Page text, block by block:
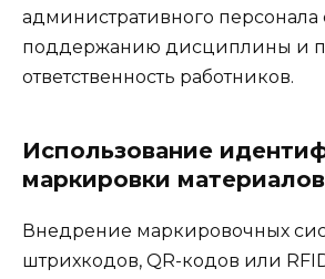
административного персонала
поддержанию дисциплины и
ответственность работников.
Использование
маркировки материалов
Внедрение маркировочных
штрихкодов, QR-кодов или